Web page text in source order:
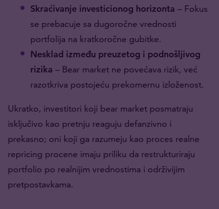
Skraćivanje investicionog horizonta – Fokus
se prebacuje sa dugoročne vrednosti
portfolija na kratkoročne gubitke.
Nesklad između preuzetog i podnošljivog
rizika – Bear market ne povećava rizik, već
razotkriva postojeću prekomernu izloženost.
Ukratko, investitori koji bear market posmatraju
isključivo kao pretnju reaguju defanzivno i
prekasno; oni koji ga razumeju kao proces realne
repricing procene imaju priliku da restrukturiraju
portfolio po realnijim vrednostima i održivijim
pretpostavkama.